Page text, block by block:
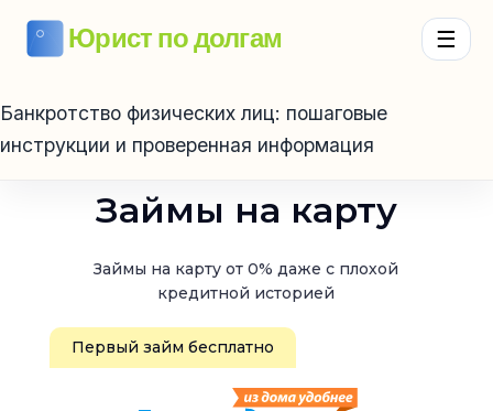
Юрист по долгам ☰
Банкротство физических лиц: пошаговые
инструкции и проверенная информация
Займы на карту
Займы на карту от 0% даже с плохой
кредитной историей
Первый займ бесплатно